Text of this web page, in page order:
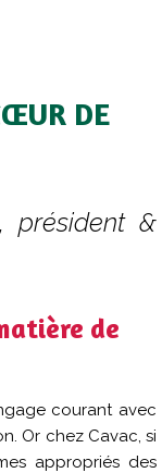
DE
président &
de
courant avec
Or chez Cavac, si
appropriés des